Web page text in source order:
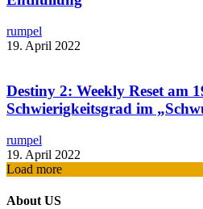
rumpel
19. April 2022
Destiny 2: Weekly Reset am
Schwierigkeitsgrad im
rumpel
19. April 2022
Load more
About US